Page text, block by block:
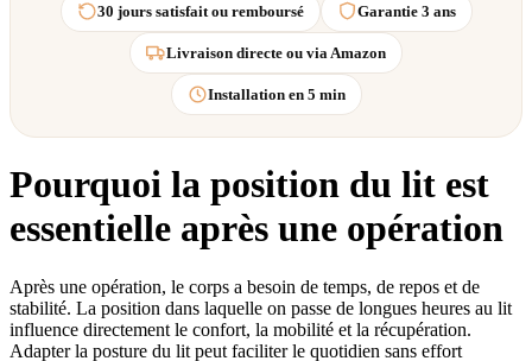
30 jours satisfait ou remboursé Garantie 3 ans
Livraison directe ou via Amazon
Installation en 5 min
Pourquoi la position du lit est
essentielle après une opération
Après une opération, le corps a besoin de temps, de repos et de
stabilité. La position dans laquelle on passe de longues heures au lit
influence directement le confort, la mobilité et la récupération.
Adapter la posture du lit peut faciliter le quotidien sans effort